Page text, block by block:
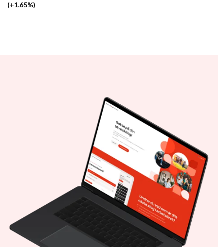
(+1.65%)